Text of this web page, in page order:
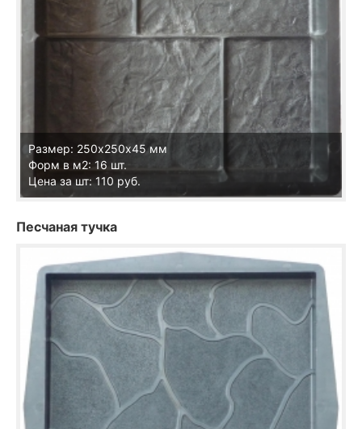
Размер: 250х250х45 мм
Форм в м2: 16 шт.
Цена за шт: 110 руб.
Песчаная тучка